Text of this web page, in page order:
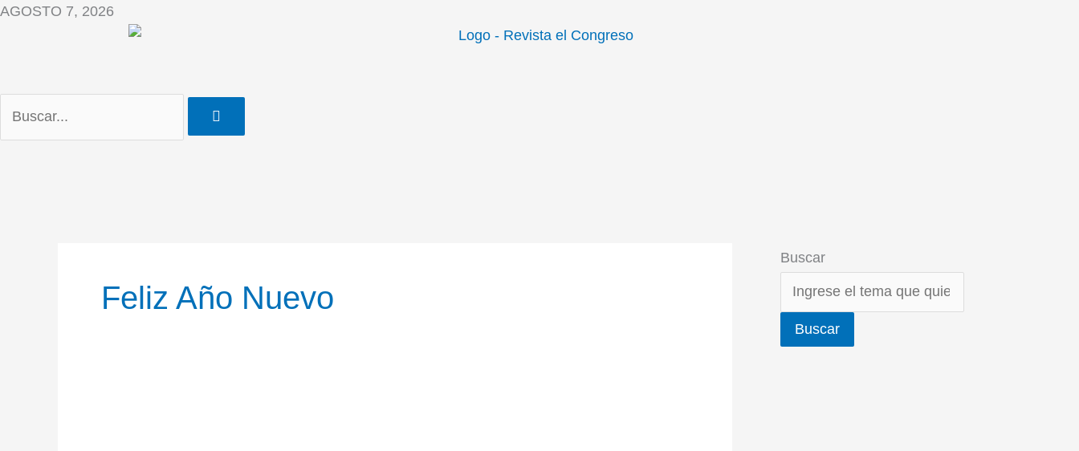
Ir
AGOSTO 7, 2026
Feliz Año Nuevo
Buscar
Buscar